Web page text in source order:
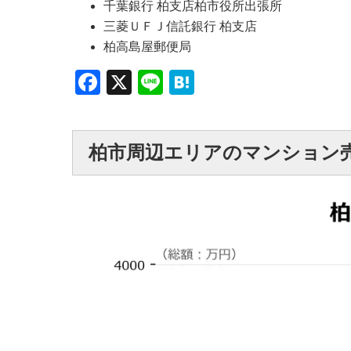
千葉銀行 柏支店柏市役所出張所
三菱ＵＦＪ信託銀行 柏支店
柏高島屋郵便局
Facebook
X Line
柏市周辺エリアのマンション